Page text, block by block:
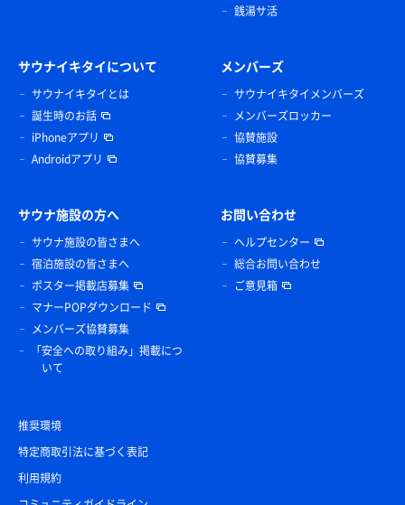
銭湯サ活
サウナイキタイについて
サウナイキタイとは
誕生時のお話
iPhoneアプリ
Androidアプリ
メンバーズ
サウナイキタイメンバーズ
メンバーズロッカー
協賛施設
協賛募集
サウナ施設の方へ
サウナ施設の皆さまへ
宿泊施設の皆さまへ
ポスター掲載店募集
マナーPOPダウンロード
メンバーズ協賛募集
「安全への取り組み」掲載につ
いて
お問い合わせ
ヘルプセンター
総合お問い合わせ
ご意見箱
推奨環境
特定商取引法に基づく表記
利用規約